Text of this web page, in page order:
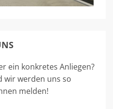
ein konkretes Anliegen?
wir werden uns so
melden!